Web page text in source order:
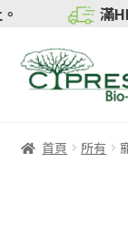
。 滿
首頁 所有